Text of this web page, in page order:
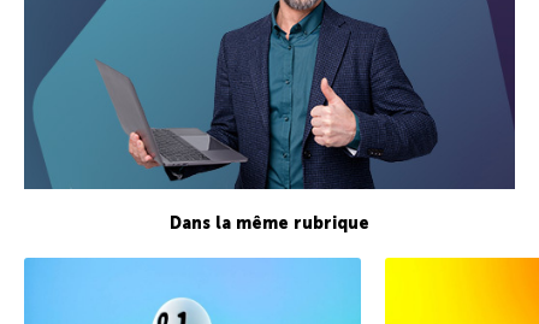
Dans la même rubrique